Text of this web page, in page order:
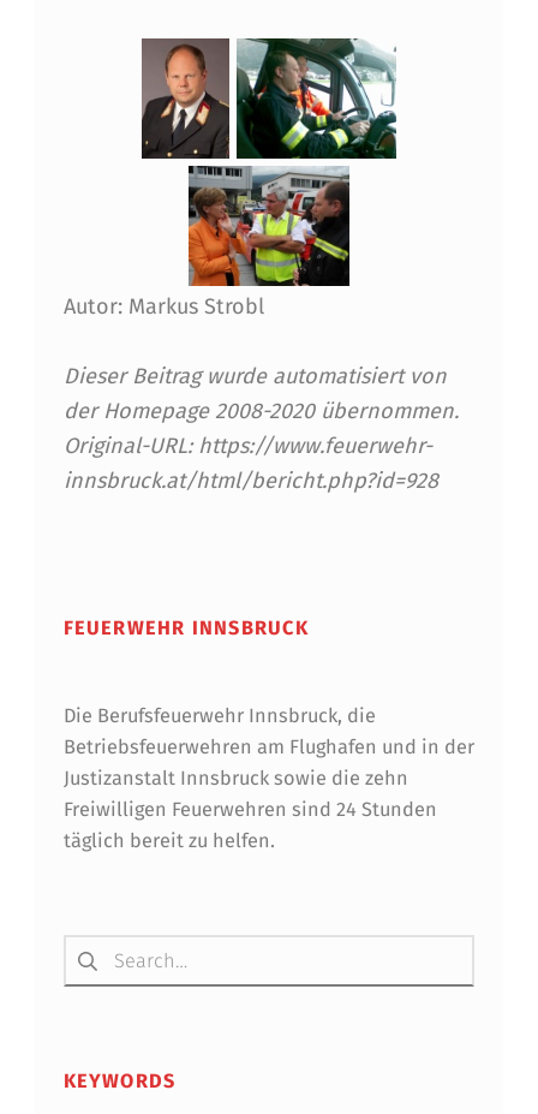
G
W
I
E
D
B
S
T
E
L
T
Autor: Markus Strobl
Dieser Beitrag wurde automatisiert von
der Homepage 2008-2020 übernommen.
Original-URL: https://www.feuerwehr-
innsbruck.at/html/bericht.php?id=928
FEUERWEHR INNSBRUCK
Die Berufsfeuerwehr Innsbruck, die
Betriebsfeuerwehren am Flughafen und in der
Justizanstalt Innsbruck sowie die zehn
Freiwilligen Feuerwehren sind 24 Stunden
täglich bereit zu helfen.
Suchen nach:
KEYWORDS